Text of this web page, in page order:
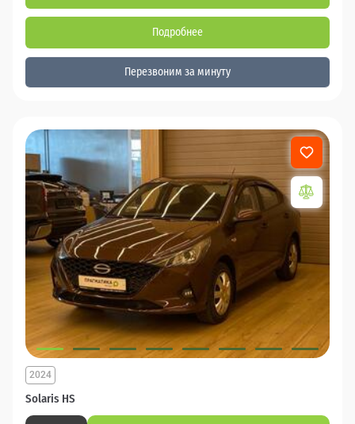
Подробнее
Перезвоним за минуту
Solaris HS
2024